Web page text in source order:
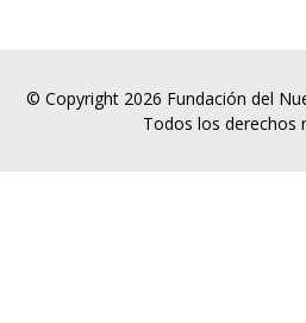
© Copyright 2026 Fundación del
Todos los derechos